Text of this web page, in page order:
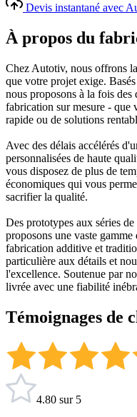
Devis instantané avec
À propos du
Chez Autotiv, nous offrons
que votre projet exige.
nous proposons à la fois des
fabrication sur mesure - que
rapide ou de solutions
Avec des délais accélérés
personnalisées de haute
vous disposez de plus de
économiques qui vous
sacrifier la qualité.
Des prototypes aux séries
proposons une vaste
fabrication additive et
particulière aux détails et
l'excellence. Soutenue par
livrée avec une fiabilité
Témoignages de
4.80 sur 5